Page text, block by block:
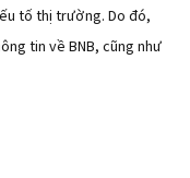
tố thị trường. Do đó,
tin về BNB, cũng như